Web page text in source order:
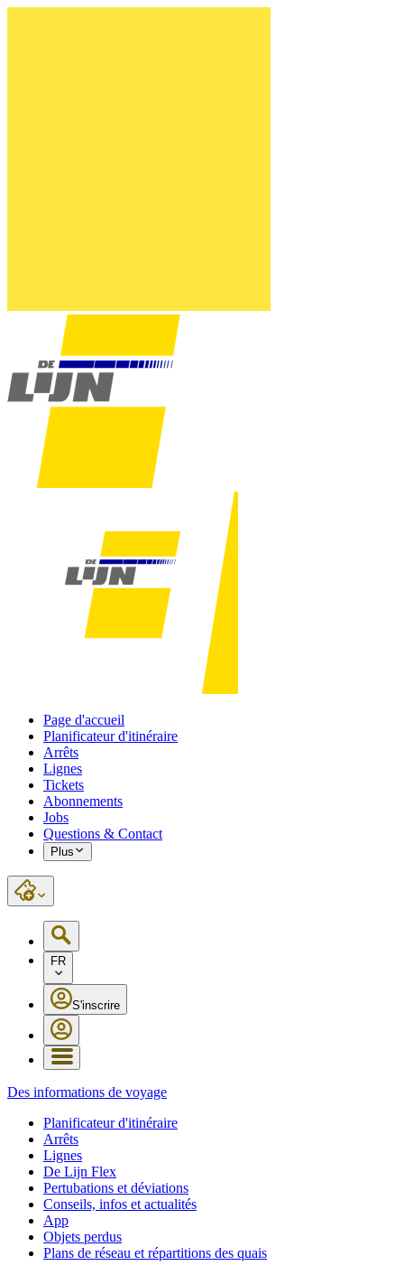
Page d'accueil
Planificateur d'itinéraire
Arrêts
Lignes
Tickets
Abonnements
Jobs
Questions & Contact
Plus
FR
S'inscrire
Des informations de voyage
Planificateur d'itinéraire
Arrêts
Lignes
De Lijn Flex
Pertubations et déviations
Conseils, infos et actualités
App
Objets perdus
Plans de réseau et répartitions des quais